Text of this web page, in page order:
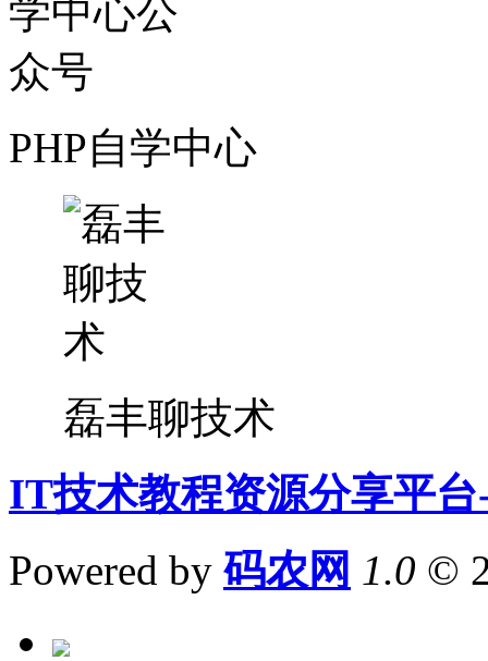
PHP自学中心
磊丰聊技术
IT技术教程资源分享平
Powered by 码农网 1.0 ©